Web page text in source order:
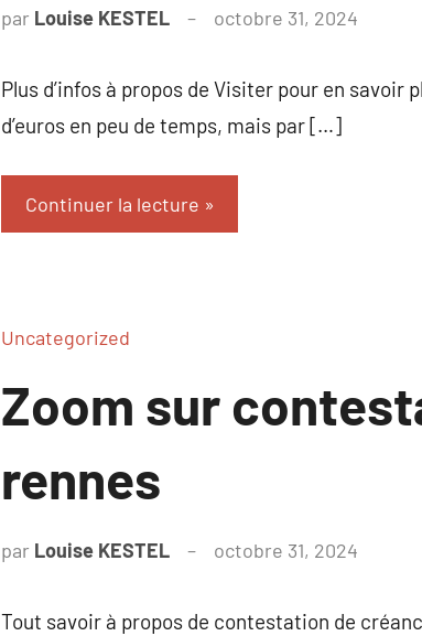
par Louise KESTEL octobre 31, 2024
Plus d’infos à propos de Visiter pour en
d’euros en peu de temps, mais par […]
Continuer la lecture
Uncategorized
Zoom sur
rennes
par Louise KESTEL octobre 31, 2024
Tout savoir à propos de contestation de